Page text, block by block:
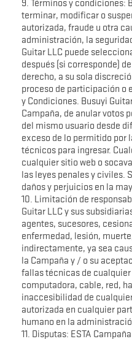
9. Términos y condiciones:
terminar, modificar o
autorizada, fraude u otra
administración, la
Guitar LLC puede
después (si corresponde)
derecho, a su sola
proceso de participación o
y Condiciones. Busuyi
Campaña, de anular votos
del mismo usuario desde
exceso de lo permitido por
técnicos para ingresar.
cualquier sitio web o
las leyes penales y civiles.
daños y perjuicios en la
10. Limitación de
Guitar LLC y sus
agentes, sucesores,
enfermedad, lesión,
indirectamente, ya sea
la Campaña y / o su
fallas técnicas de
computadora, cable, red,
inaccesibilidad de
autorizada en cualquier
humano en la
11. Disputas: ESTA Campaña